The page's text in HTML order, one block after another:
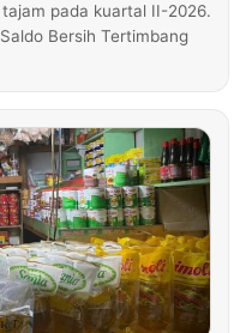
pada kuartal II-2026.
Bersih Tertimbang